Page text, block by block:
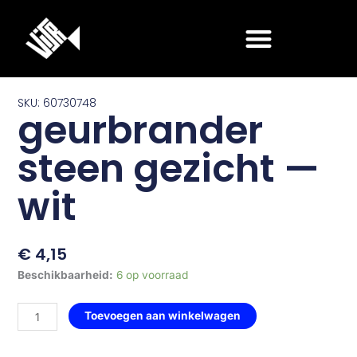
SKU: 60730748
geurbrander
steen gezicht —
wit
€ 4,15
Beschikbaarheid: 6 op voorraad
geurbrander
Toevoegen aan winkelwagen